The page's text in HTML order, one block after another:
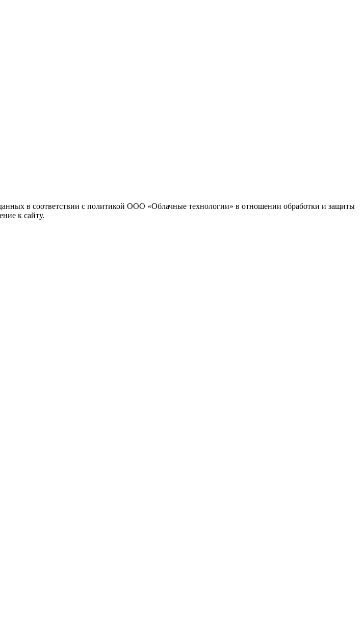
в соответствии с политикой ООО «Облачные технологии» в отношении обработки и защиты
к сайту.